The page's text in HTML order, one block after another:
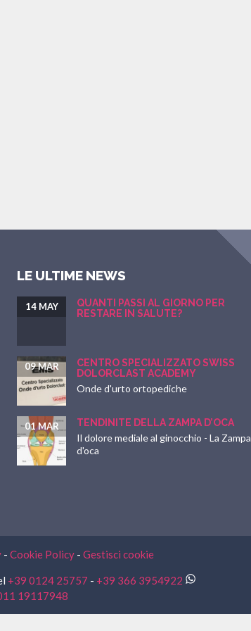
LE ULTIME NEWS
QUANTI PASSI AL GIORNO PER
RESTARE IN SALUTE?
14 MAY
CENTRO SPECIALIZZATO SWISS
DOLORCLAST ACADEMY
09 MAR
Onde d'urto ortopediche
TENDINITE DELLA ZAMPA D’OCA
01 MAR
Il dolore mediale al ginocchio - La Zampa
d'oca
- Cookie Policy - Gestisci cookie
+39 0124 25757 - +39 366 3954922
19117948